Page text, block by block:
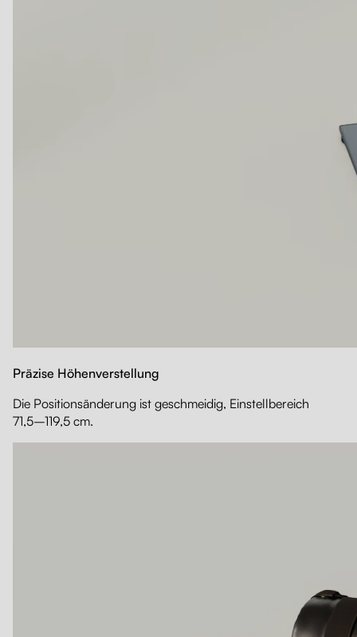
Präzise Höhenverstellung
Die Positionsänderung ist geschmeidig, Einstellbereich
71,5–119,5 cm.